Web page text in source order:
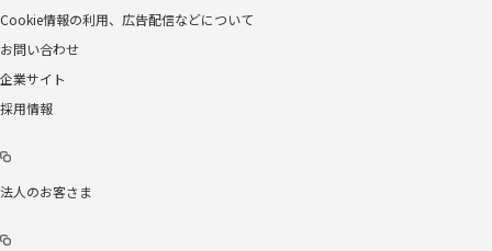
Cookie情報の利用、広告配信などについて
お問い合わせ
企業サイト
採用情報
法人のお客さま